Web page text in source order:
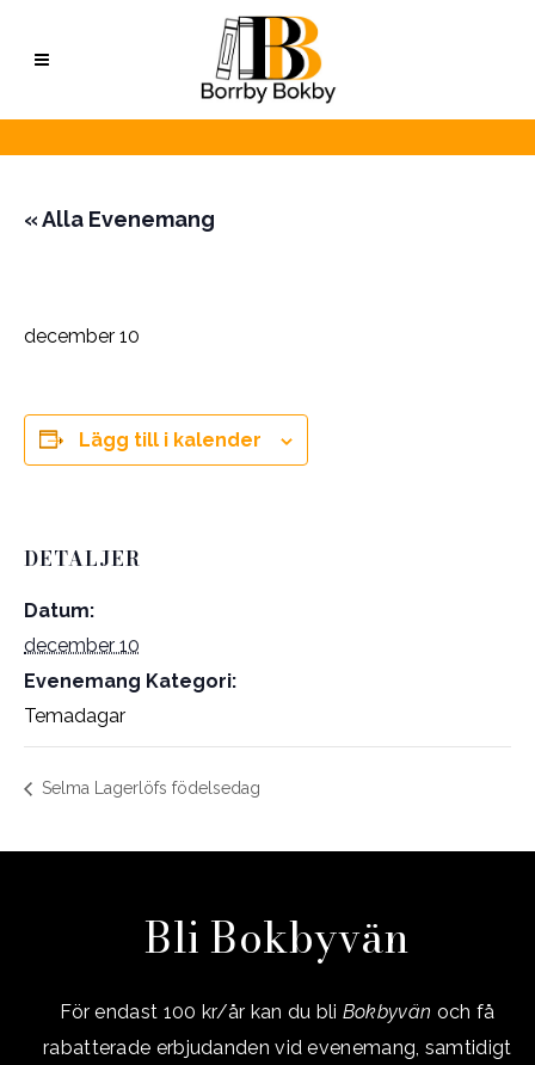
« Alla Evenemang
december 10
Lägg till i kalender
DETALJER
Datum:
december 10
Evenemang Kategori:
Temadagar
Selma Lagerlöfs födelsedag
Bli Bokbyvän
För endast 100 kr/år kan du bli Bokbyvän och få
rabatterade erbjudanden vid evenemang, samtidigt